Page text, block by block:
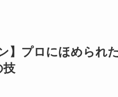
】プロにほめられ